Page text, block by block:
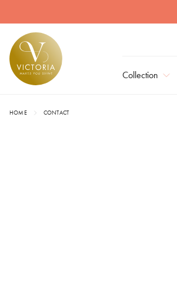
Collection
HOME CONTACT